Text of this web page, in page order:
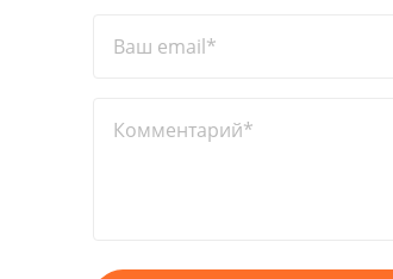
Ваш email*
Комментарий*